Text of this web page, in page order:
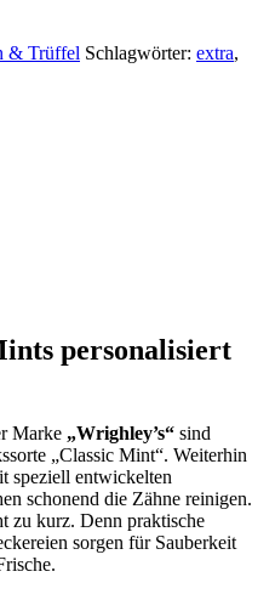
& Trüffel Schlagwörter: extra,
personalisiert
Marke „Wrighley’s“ sind
„Classic Mint“. Weiterhin
speziell entwickelten
schonend die Zähne reinigen.
zu kurz. Denn praktische
sorgen für Sauberkeit